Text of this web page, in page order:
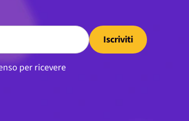
Iscriviti
per ricevere